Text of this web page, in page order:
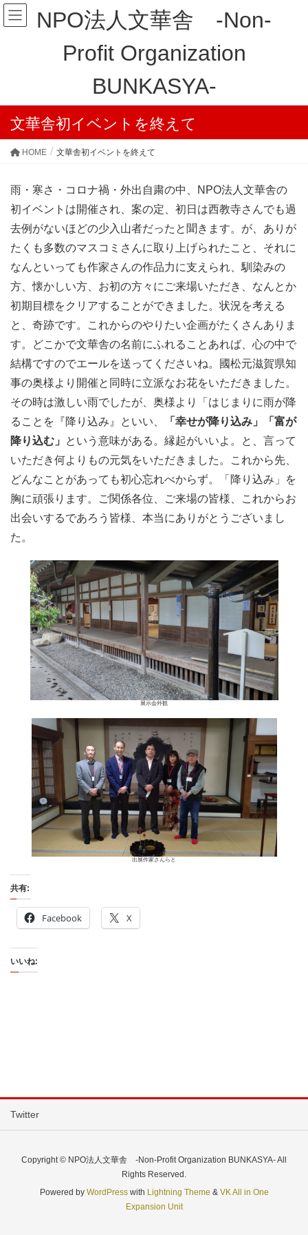
NPO法人文華舎 -Non-
Profit Organization
BUNKASYA-
文華舎初イベントを終えて
HOME 文華舎初イベントを終えて
雨・寒さ・コロナ禍・外出自粛の中、NPO法人文華舎の
初イベントは開催され、案の定、初日は西教寺さんでも過
去例がないほどの少入山者だったと聞きます。が、ありが
たくも多数のマスコミさんに取り上げられたこと、それに
なんといっても作家さんの作品力に支えられ、馴染みの
方、懐かしい方、お初の方々にご来場いただき、なんとか
初期目標をクリアすることができました。状況を考える
と、奇跡です。これからのやりたい企画がたくさんありま
す。どこかで文華舎の名前にふれることあれば、心の中で
結構ですのでエールを送ってくださいね。國松元滋賀県知
事の奥様より開催と同時に立派なお花をいただきました。
その時は激しい雨でしたが、奥様より「はじまりに雨が降
ることを『降り込み』といい、
「幸せが降り込み」「富が
降り込む」
という意味がある。縁起がいいよ。と、言って
いただき何よりもの元気をいただきました。これから先、
どんなことがあっても初心忘れべからず。「降り込み」を
胸に頑張ります。ご関係各位、ご来場の皆様、これからお
出会いするであろう皆様、本当にありがとうございまし
た。
展示会外観
出展作家さんらと
共有:
Facebook X
いいね:
Twitter
Copyright © NPO法人文華舎 -Non-Profit Organization BUNKASYA- All
Rights Reserved.
Powered by WordPresswith Lightning Theme & VK All in One
Expansion Unit